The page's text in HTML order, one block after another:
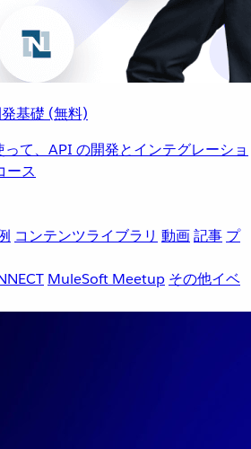
基礎 (無料)
て、API の開発とインテグレーショ
ース
コンテンツライブラリ 動画記事 プ
MuleSoft Meetup その他イベ